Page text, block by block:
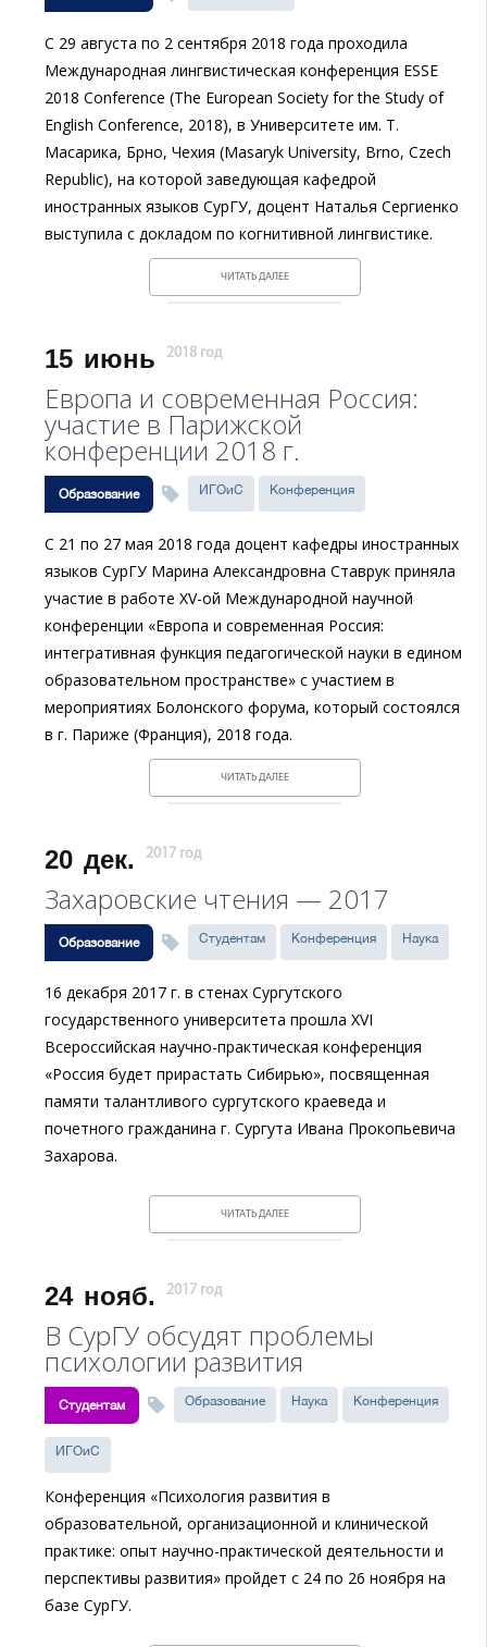
С 29 августа по 2 сентября 2018 года проходила
Международная лингвистическая конференция ESSE
2018 Conference (The European Society for the Study of
English Conference, 2018), в Университете им. Т.
Масарика, Брно, Чехия (Masaryk University, Brno, Czech
Republic), на которой заведующая кафедрой
иностранных языков СурГУ, доцент Наталья Сергиенко
выступила с докладом по когнитивной лингвистике.
ЧИТАТЬ ДАЛЕЕ
15 июнь 2018 год
Европа и современная Россия:
участие в Парижской
конференции 2018 г.
Образование ИГОиС Конференция
С 21 по 27 мая 2018 года доцент кафедры иностранных
языков СурГУ Марина Александровна Ставрук приняла
участие в работе XV-ой Международной научной
конференции «Европа и современная Россия:
интегративная функция педагогической науки в едином
образовательном пространстве» с участием в
мероприятиях Болонского форума, который состоялся
в г. Париже (Франция), 2018 года.
ЧИТАТЬ ДАЛЕЕ
20 дек. 2017 год
Захаровские чтения — 2017
Образование Студентам Конференция Наука
16 декабря 2017 г. в стенах Сургутского
государственного университета прошла XVI
Всероссийская научно-практическая конференция
«Россия будет прирастать Сибирью», посвященная
памяти талантливого сургутского краеведа и
почетного гражданина г. Сургута Ивана Прокопьевича
Захарова.
ЧИТАТЬ ДАЛЕЕ
24 нояб. 2017 год
В СурГУ обсудят проблемы
психологии развития
Студентам Образование Наука Конференция
ИГОиС
Конференция «Психология развития в
образовательной, организационной и клинической
практике: опыт научно-практической деятельности и
перспективы развития» пройдет с 24 по 26 ноября на
базе СурГУ.